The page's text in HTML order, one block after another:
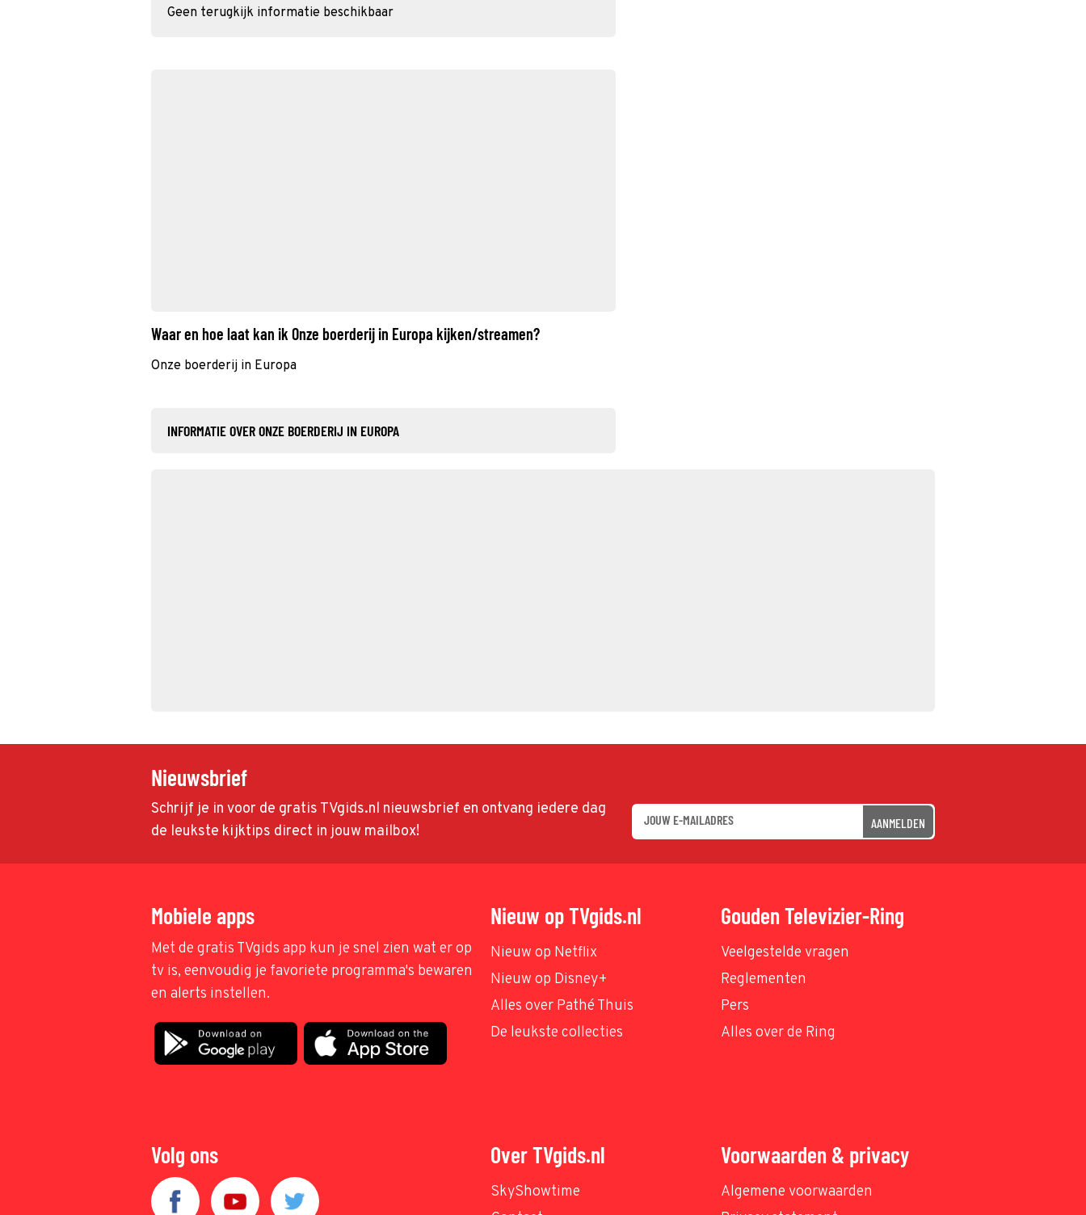
Geen terugkijk informatie beschikbaar
Waar en hoe laat kan ik Onze boerderij in Europa kijken/streamen?
Onze boerderij in Europa
INFORMATIE OVER ONZE BOERDERIJ IN EUROPA
Nieuwsbrief
Schrijf je in voor de gratis TVgids.nl nieuwsbrief en ontvang iedere dag
de leukste kijktips direct in jouw mailbox!
AANMELDEN
Mobiele apps
Met de gratis TVgids app kun je snel zien wat er op
tv is, eenvoudig je favoriete programma's bewaren
en alerts instellen.
Nieuw op TVgids.nl
Nieuw op Netflix
Nieuw op Disney+
Alles over Pathé Thuis
De leukste collecties
Gouden Televizier-Ring
Veelgestelde vragen
Reglementen
Pers
Alles over de Ring
Volg ons Over TVgids.nl
SkyShowtime
Voorwaarden & privacy
Algemene voorwaarden